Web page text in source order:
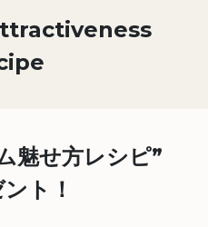
魅せ方レシピ”
ト！